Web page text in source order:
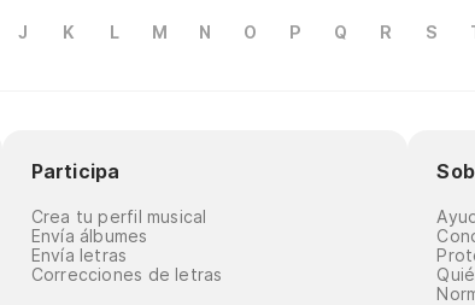
J K L M N O P Q R S
Participa
Crea tu perfil musical
Envía álbumes
Envía letras
Correcciones de letras